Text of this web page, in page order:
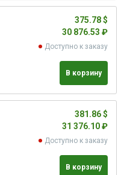
375.78 $
30 876.53 ₽
Доступно к заказу
В корзину
381.86 $
31 376.10 ₽
Доступно к заказу
В корзину